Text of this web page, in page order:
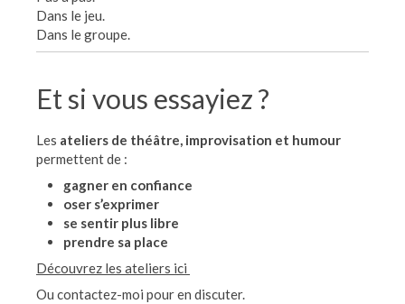
Dans le jeu.
Dans le groupe.
Et si vous essayiez ?
Les ateliers de théâtre, improvisation et humour
permettent de :
gagner en confiance
oser s’exprimer
se sentir plus libre
prendre sa place
Découvrez les ateliers ici
Ou contactez-moi pour en discuter.